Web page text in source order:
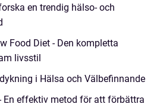
en trendig hälso- och
Food Diet - Den kompletta
livsstil
i Hälsa och Välbefinnande
En effektiv metod för att förbättra